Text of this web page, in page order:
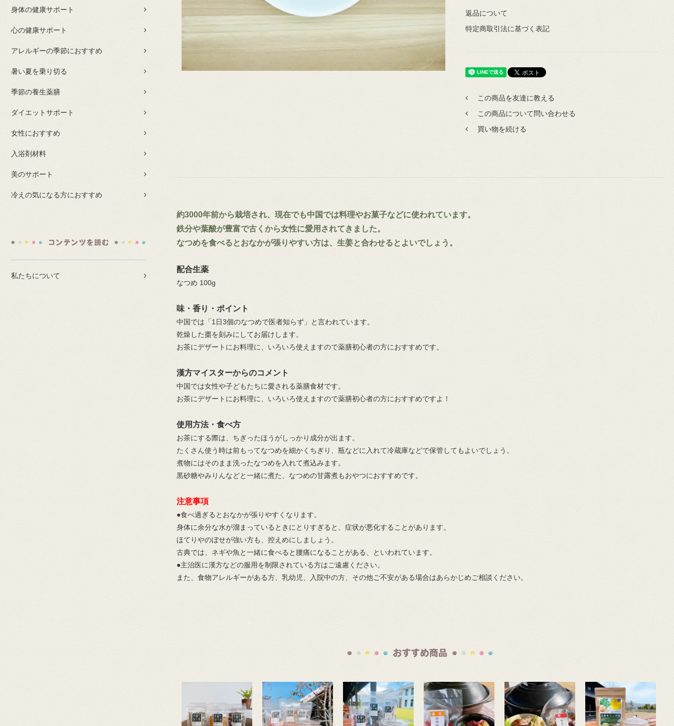
身体の健康サポート
心の健康サポート
アレルギーの季節におすすめ
暑い夏を乗り切る
季節の養生薬膳
ダイエットサポート
女性におすすめ
入浴剤材料
美のサポート
冷えの気になる方におすすめ
私たちについて
返品について
特定商取引法に基づく表記
この商品を友達に教える
この商品について問い合わせる
買い物を続ける
約3000年前から栽培され、現在でも中国では料理やお菓子などに使われています。
鉄分や葉酸が豊富で古くから女性に愛用されてきました。
なつめを食べるとおなかが張りやすい方は、生姜と合わせるとよいでしょう。
配合生薬
なつめ 100g
味・香り・ポイント
中国では「1日3個のなつめで医者知らず」と言われています。
乾燥した棗を刻みにしてお届けします。
お茶にデザートにお料理に、いろいろ使えますので薬膳初心者の方におすすめです。
漢方マイスターからのコメント
中国では女性や子どもたちに愛される薬膳食材です。
お茶にデザートにお料理に、いろいろ使えますので薬膳初心者の方におすすめですよ！
使用方法・食べ方
お茶にする際は、ちぎったほうがしっかり成分が出ます。
たくさん使う時は前もってなつめを細かくちぎり、瓶などに入れて冷蔵庫などで保管してもよいでしょう。
煮物にはそのまま洗ったなつめを入れて煮込みます。
黒砂糖やみりんなどと一緒に煮た、なつめの甘露煮もおやつにおすすめです。
注意事項
●食べ過ぎるとおなかが張りやすくなります。
身体に余分な水が溜まっているときにとりすぎると、症状が悪化することがあります。
ほてりやのぼせが強い方も、控えめにしましょう。
古典では、ネギや魚と一緒に食べると腰痛になることがある、といわれています。
●主治医に漢方などの服用を制限されている方はご遠慮ください。
また、食物アレルギーがある方、乳幼児、入院中の方、その他ご不安がある場合はあらかじめご相談ください。